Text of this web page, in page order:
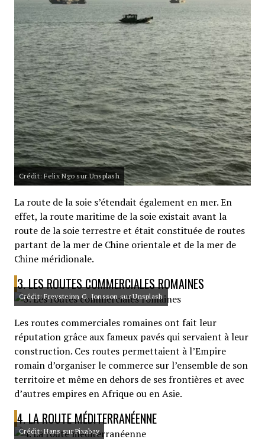
Crédit: Felix Ngo sur Unsplash
La route de la soie s’étendait également en mer. En
effet, la route maritime de la soie existait avant la
route de la soie terrestre et était constituée de routes
partant de la mer de Chine orientale et de la mer de
Chine méridionale.
3. LES ROUTES COMMERCIALES ROMAINES
Crédit: Freysteinn G. Jonsson sur Unsplash
Les routes commerciales romaines ont fait leur
réputation grâce aux fameux pavés qui servaient à leur
construction. Ces routes permettaient à l’Empire
romain d’organiser le commerce sur l’ensemble de son
territoire et même en dehors de ses frontières et avec
d’autres empires en Afrique ou en Asie.
4. LA ROUTE MÉDITERRANÉENNE
Crédit: Hans sur Pixabay